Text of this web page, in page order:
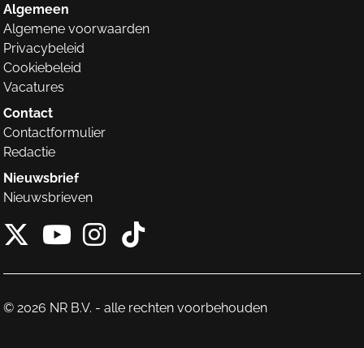
Algemeen
Algemene voorwaarden
Privacybeleid
Cookiebeleid
Vacatures
Contact
Contactformulier
Redactie
Nieuwsbrief
Nieuwsbrieven
X van NieuwRechts
Instagram van
Tiktok van
© 2026 NR B.V. - alle rechten voorbehouden